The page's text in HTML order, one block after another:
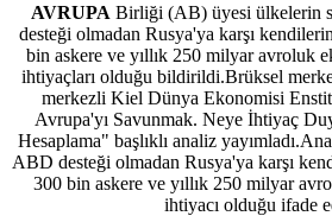
AVRUPA Birliği (AB) üyesi ülkelerin
desteği olmadan Rusya'ya karşı
bin askere ve yıllık 250 milyar avroluk
ihtiyaçları olduğu bildirildi.Brüksel
merkezli Kiel Dünya Ekonomisi
Avrupa'yı Savunmak. Neye İhtiyaç
Hesaplama" başlıklı analiz
ABD desteği olmadan Rusya'ya karşı
300 bin askere ve yıllık 250 milyar
ihtiyacı olduğu ifade